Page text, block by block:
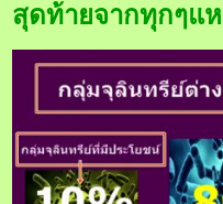
สุดท้ายจากทุกๆแ